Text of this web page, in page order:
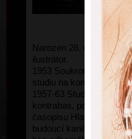
Narozen 28. února
ilustrátor.
1953 Soukromé hodiny
studiu na konzervatoři
1957-63 Studium na
kontrabas, později
časopisu Hlas
budoucí kariéře